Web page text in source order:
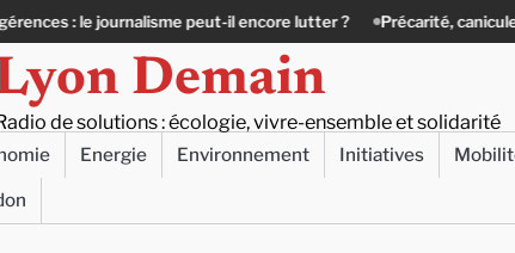
peut-il encore lutter ? Précarité, canicule, solitude :
Demain
de solutions : écologie, vivre-ensemble et solidarité
Energie Environnement Initiatives